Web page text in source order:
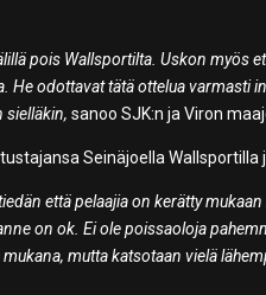
pois Wallsportilta. Uskon myös
He odottavat tätä ottelua varmasti
sielläkin, sanoo SJK:n ja Viron
Seinäjoella Wallsportilla
että pelaajia on kerätty
on ok. Ei ole poissaoloja
mutta katsotaan vielä